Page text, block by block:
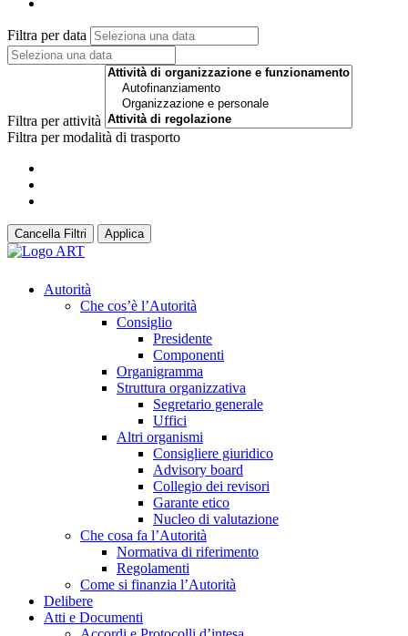
Filtra per data
Filtra per attività
Filtra per modalità di trasporto
Cancella Filtri Applica
Autorità
Che cos’è l’Autorità
Consiglio
Presidente
Componenti
Organigramma
Struttura organizzativa
Segretario generale
Uffici
Altri organismi
Consigliere giuridico
Advisory board
Collegio dei revisori
Garante etico
Nucleo di valutazione
Che cosa fa l’Autorità
Normativa di riferimento
Regolamenti
Come si finanzia l’Autorità
Delibere
Atti e Documenti